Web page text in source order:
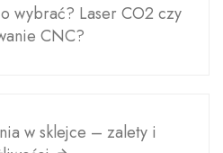
wybrać? Laser CO2 czy
CNC?
w sklejce – zalety i